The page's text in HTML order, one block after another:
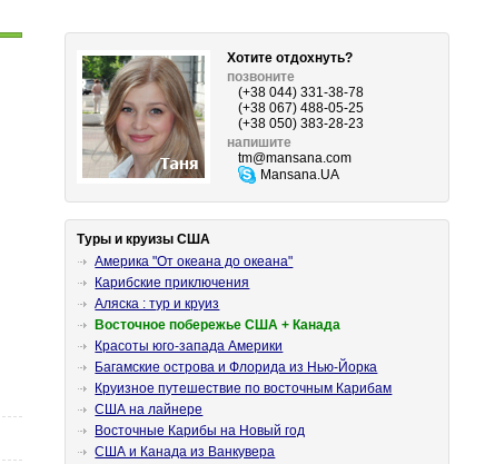
Хотите отдохнуть?
позвоните
(+38 044) 331-38-78
(+38 067) 488-05-25
(+38 050) 383-28-23
напишите
tm@mansana.com
Mansana.UA
Туры и круизы США
Америка "От океана до океана"
Карибские приключения
Аляска : тур и круиз
Восточное побережье США + Канада
Красоты юго-запада Америки
Багамские острова и Флорида из Нью-Йорка
Круизное путешествие по восточным Карибам
США на лайнере
Восточные Карибы на Новый год
США и Канада из Ванкувера